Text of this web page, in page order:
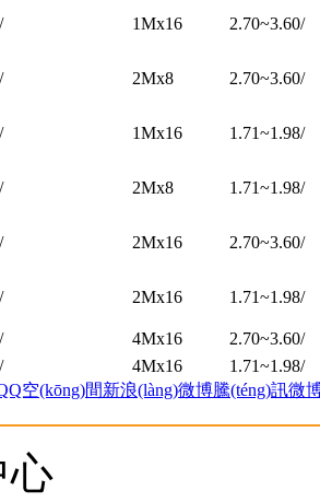
/ 1Mx16 2.70~3.60/
/ 2Mx8 2.70~3.60/
/ 1Mx16 1.71~1.98/
/ 2Mx8 1.71~1.98/
/ 2Mx16 2.70~3.60/
/ 2Mx16 1.71~1.98/
/ 4Mx16 2.70~3.60/
/ 4Mx16 1.71~1.98/
空(kōng)間新浪(làng)微博騰(téng)訊微
心